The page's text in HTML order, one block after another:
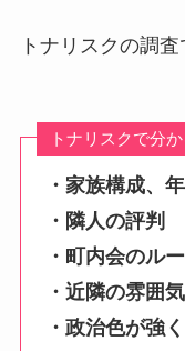
トナリスクの調
トナリスクで分
・家族構成、
・隣人の評判
・町内会のル
・近隣の雰囲気
・政治色が強